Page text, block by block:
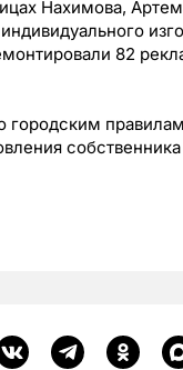
Нахимова,
82